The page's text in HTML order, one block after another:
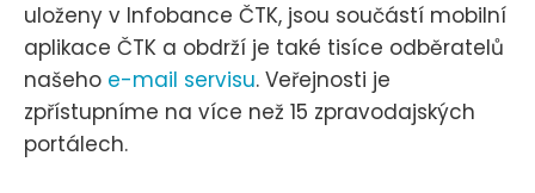
uloženy v Infobance ČTK, jsou součástí mobilní
aplikace ČTK a obdrží je také tisíce odběratelů
našeho e-mail servisu. Veřejnosti je
zpřístupníme na více než 15 zpravodajských
portálech.